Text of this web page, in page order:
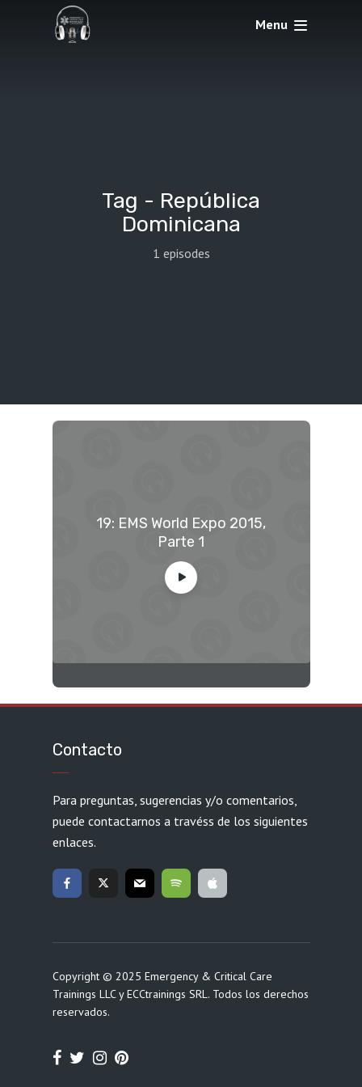
Menu
Tag - República
Dominicana
1 episodes
19: EMS World Expo 2015,
Parte 1
Contacto
Para preguntas, sugerencias y/o comentarios,
puede contactarnos a travéss de los siguientes
enlaces.
Copyright © 2025 Emergency & Critical Care
Trainings LLC y ECCtrainings SRL. Todos los derechos
reservados.